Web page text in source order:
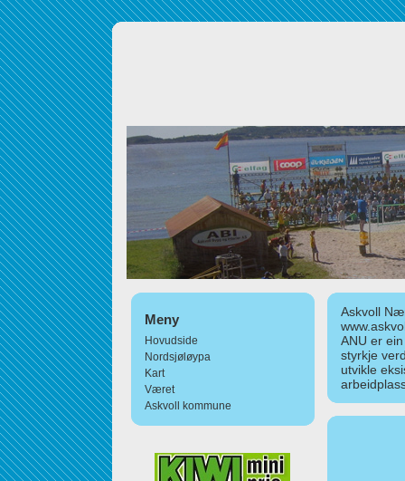
Meny
Hovudside
Nordsjøløypa
Kart
Været
Askvoll kommune
Askvoll
ANU er
styrkje
utvikle